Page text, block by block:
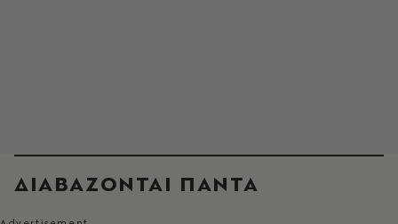
ΔΙΑΒΑΖΟΝΤΑΙ ΠΑΝΤΑ